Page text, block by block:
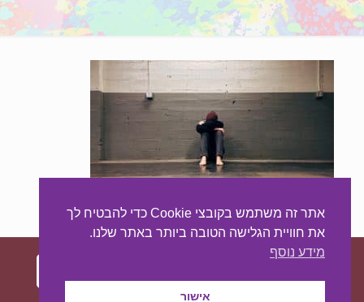
אתר זה משתמש בקובצי Cookie כדי להבטיח לך
את חוויית הגלישה הטובה ביותר באתר שלנו.
מידע נוסף
אישור